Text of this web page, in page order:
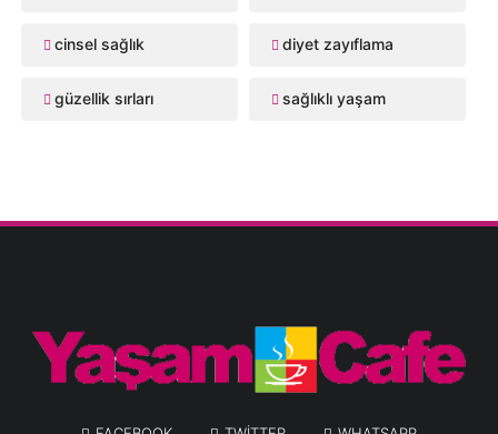
cinsel sağlık diyet zayıflama
güzellik sırları sağlıklı yaşam